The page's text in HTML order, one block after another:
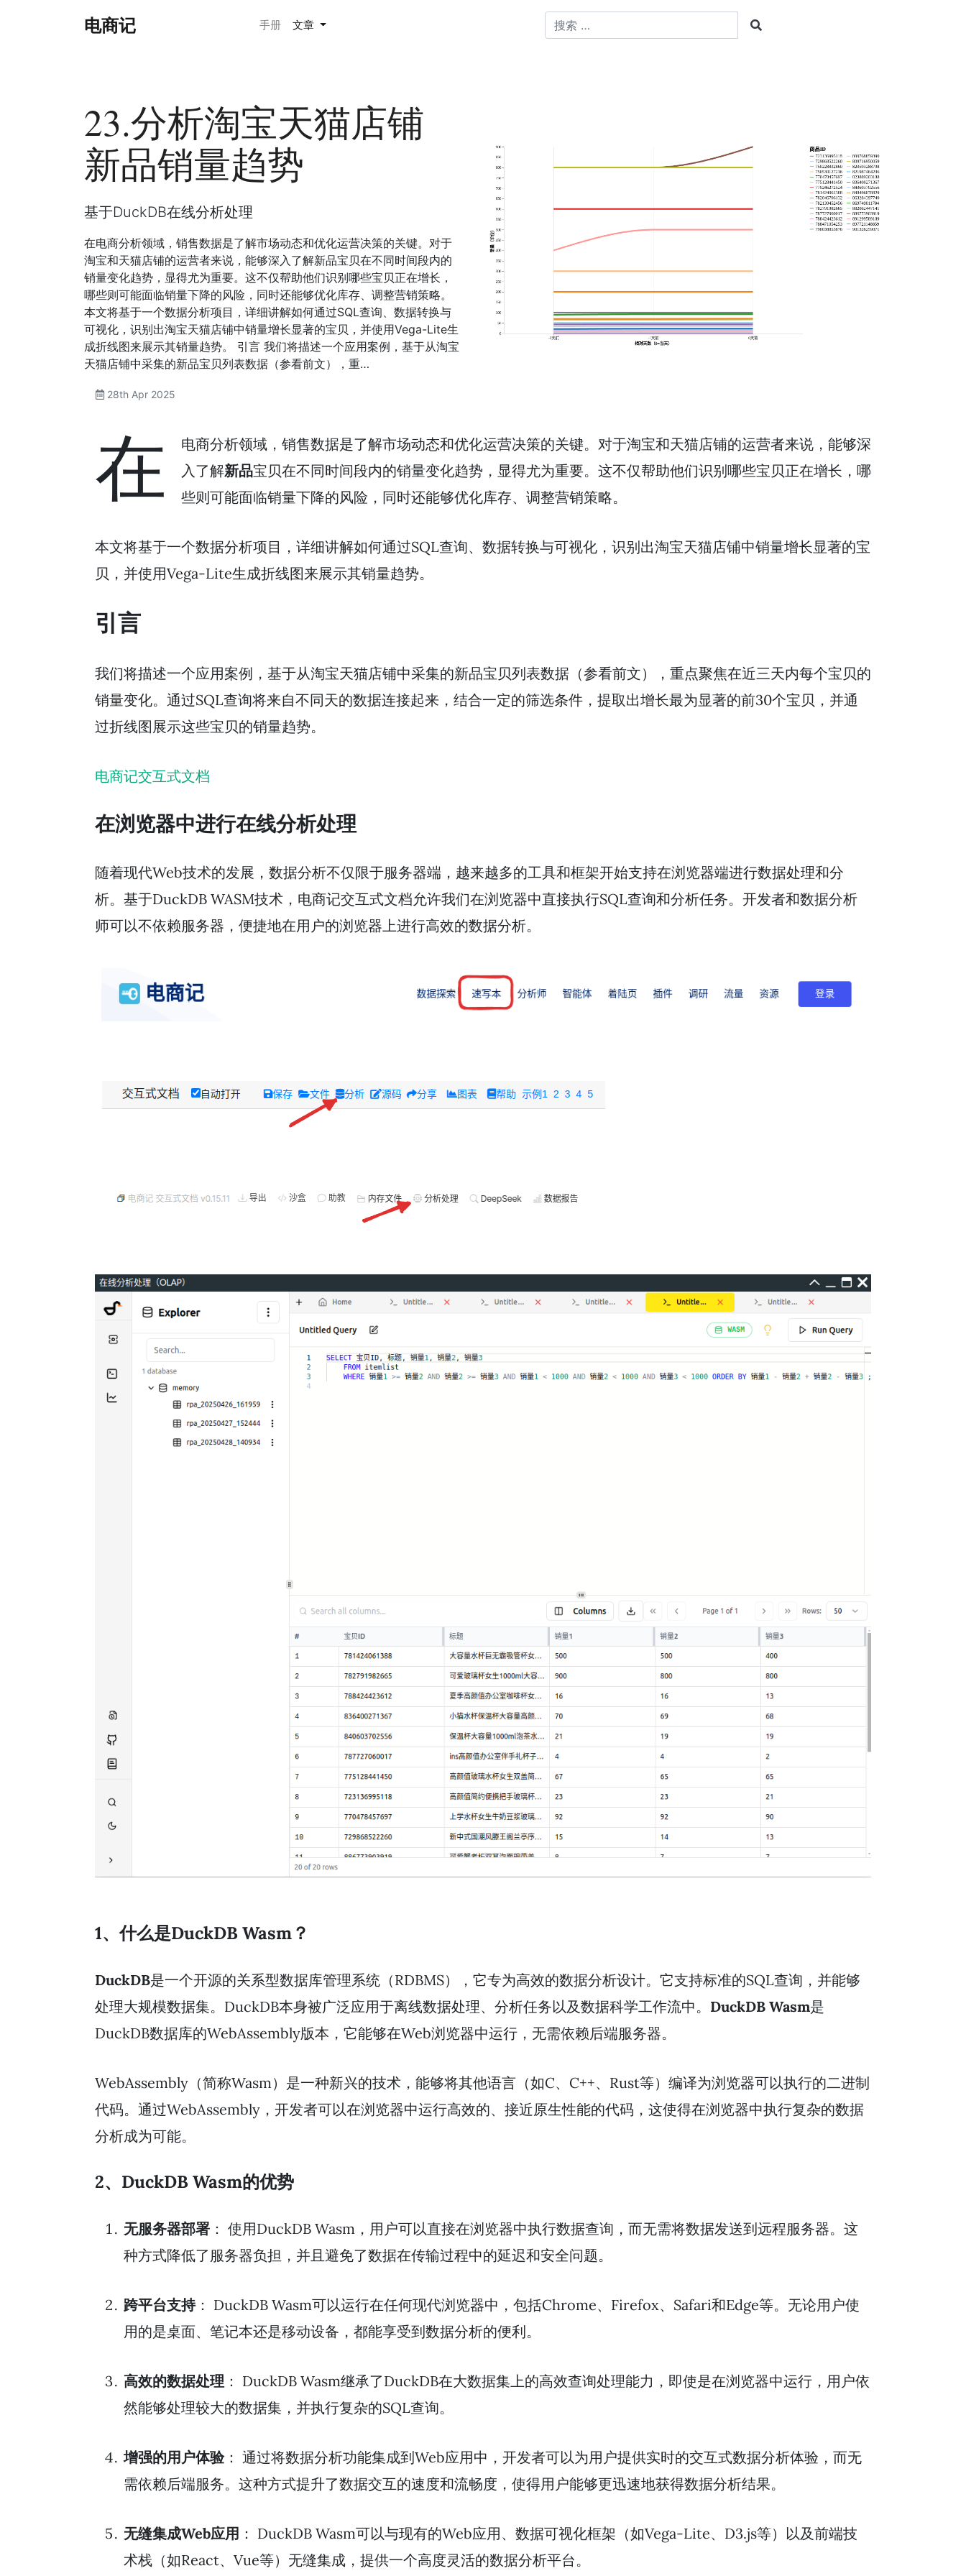
电商记 手册 文章
23.分析淘宝天猫店铺
新品销量趋势
基于DuckDB在线分析处理
在电商分析领域，销售数据是了解市场动态和优化运营决策的关键。对于
淘宝和天猫店铺的运营者来说，能够深入了解新品宝贝在不同时间段内的
销量变化趋势，显得尤为重要。这不仅帮助他们识别哪些宝贝正在增长，
哪些则可能面临销量下降的风险，同时还能够优化库存、调整营销策略。
本文将基于一个数据分析项目，详细讲解如何通过SQL查询、数据转换与
可视化，识别出淘宝天猫店铺中销量增长显著的宝贝，并使用Vega-Lite生
成折线图来展示其销量趋势。 引言 我们将描述一个应用案例，基于从淘宝
天猫店铺中采集的新品宝贝列表数据（参看前文），重…
28th Apr 2025
在
电商分析领域，销售数据是了解市场动态和优化运营决策的关键。对于淘宝和天猫店铺的运营者来说，能够深
入了解新品宝贝在不同时间段内的销量变化趋势，显得尤为重要。这不仅帮助他们识别哪些宝贝正在增长，哪
些则可能面临销量下降的风险，同时还能够优化库存、调整营销策略。
本文将基于一个数据分析项目，详细讲解如何通过SQL查询、数据转换与可视化，识别出淘宝天猫店铺中销量增长显著的宝
贝，并使用Vega-Lite生成折线图来展示其销量趋势。
引言
我们将描述一个应用案例，基于从淘宝天猫店铺中采集的新品宝贝列表数据（参看前文），重点聚焦在近三天内每个宝贝的
销量变化。通过SQL查询将来自不同天的数据连接起来，结合一定的筛选条件，提取出增长最为显著的前30个宝贝，并通
过折线图展示这些宝贝的销量趋势。
电商记交互式文档
在浏览器中进行在线分析处理
随着现代Web技术的发展，数据分析不仅限于服务器端，越来越多的工具和框架开始支持在浏览器端进行数据处理和分
析。基于DuckDB WASM技术，电商记交互式文档允许我们在浏览器中直接执行SQL查询和分析任务。开发者和数据分析
师可以不依赖服务器，便捷地在用户的浏览器上进行高效的数据分析。
1、什么是DuckDB Wasm？
DuckDB是一个开源的关系型数据库管理系统（RDBMS），它专为高效的数据分析设计。它支持标准的SQL查询，并能够
处理大规模数据集。DuckDB本身被广泛应用于离线数据处理、分析任务以及数据科学工作流中。 DuckDB Wasm是
DuckDB数据库的WebAssembly版本，它能够在Web浏览器中运行，无需依赖后端服务器。
WebAssembly（简称Wasm）是一种新兴的技术，能够将其他语言（如C、C++、Rust等）编译为浏览器可以执行的二进制
代码。通过WebAssembly，开发者可以在浏览器中运行高效的、接近原生性能的代码，这使得在浏览器中执行复杂的数据
分析成为可能。
2、DuckDB Wasm的优势
无服务器部署 ： 使用DuckDB Wasm，用户可以直接在浏览器中执行数据查询，而无需将数据发送到远程服务器。这
种方式降低了服务器负担，并且避免了数据在传输过程中的延迟和安全问题。
跨平台支持： DuckDB Wasm可以运行在任何现代浏览器中，包括Chrome、Firefox、Safari和Edge等。无论用户使
用的是桌面、笔记本还是移动设备，都能享受到数据分析的便利。
高效的数据处理 ： DuckDB Wasm继承了DuckDB在大数据集上的高效查询处理能力，即使是在浏览器中运行，用户依
然能够处理较大的数据集，并执行复杂的SQL查询。
增强的用户体验： 通过将数据分析功能集成到Web应用中，开发者可以为用户提供实时的交互式数据分析体验，而无
需依赖后端服务。这种方式提升了数据交互的速度和流畅度，使得用户能够更迅速地获得数据分析结果。
无缝集成Web应用 ： DuckDB Wasm可以与现有的Web应用、数据可视化框架（如Vega-Lite、D3.js等）以及前端技
术栈（如React、Vue等）无缝集成，提供一个高度灵活的数据分析平台。